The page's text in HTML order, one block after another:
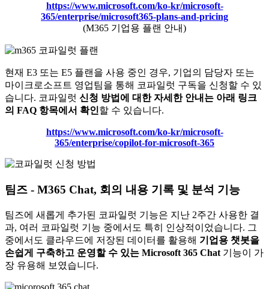
https://www.microsoft.com/ko-kr/microsoft-
365/enterprise/microsoft365-plans-and-pricing
(M365 기업용 플랜 안내)
현재 E3 또는 E5 플랜을 사용 중인 경우, 기업의 담당자 또는
마이크로소프트 영업팀을 통해 코파일럿 구독을 신청할 수 있
습니다. 코파일럿 신청 방법에 대한 자세한 안내는 아래 링크
의 FAQ 항목에서 확인할 수 있습니다.
https://www.microsoft.com/ko-kr/microsoft-
365/enterprise/copilot-for-microsoft-365
팀즈 - M365 Chat, 회의 내용 기록 및 분석 기능
팀즈에 새롭게 추가된 코파일럿 기능은 지난 2주간 사용한 결
과, 여러 코파일럿 기능 중에서도 특히 인상적이었습니다. 그
중에서도 클라우드에 저장된 데이터를 활용해 기업용 챗봇을
손쉽게 구축하고 운영할 수 있는 Microsoft 365 Chat 기능이 가
장 유용해 보였습니다.